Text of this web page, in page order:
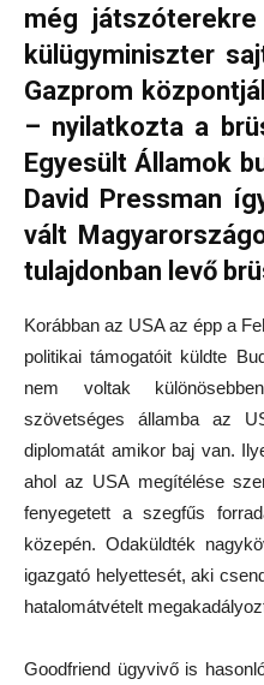
még
külügyminiszter
Gazprom
– nyilatkozta a
Egyesült Államok
David Pressman
vált
tulajdonban levő
Korábban az USA az épp a
politikai támogatóit küldte
nem voltak
szövetséges államba az
diplomatát amikor baj van.
ahol az USA megítélése
fenyegetett a szegfűs
közepén. Odaküldték
igazgató helyettesét, aki
hatalomátvételt
Goodfriend ügyvivő is